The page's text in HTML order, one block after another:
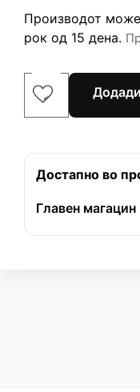
Производот
рок од 15 дена.
Достапно во
Главен магацин